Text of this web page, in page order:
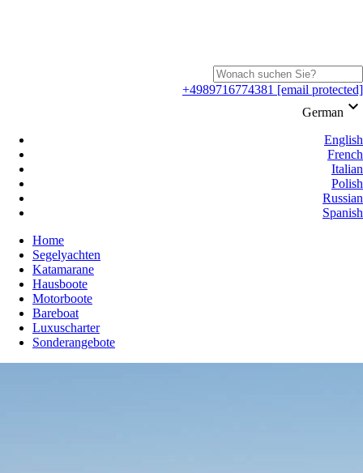
+4989716774381 [email protected]
German keyboard_arrow_down
English
French
Italian
Polish
Russian
Spanish
Home
Segelyachten
Katamarane
Hausboote
Motorboote
Bareboat
Luxuscharter
Sonderangebote